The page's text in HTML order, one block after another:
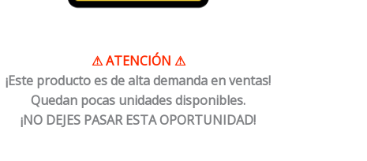
⚠ATENCIÓN ⚠
¡Este producto es de alta demanda en ventas!
Quedan pocas unidades disponibles.
¡NO DEJES PASAR ESTA OPORTUNIDAD!